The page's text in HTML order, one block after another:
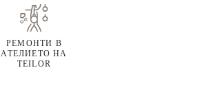
РЕМОНТИ В
АТЕЛИЕТО НА
TEILOR